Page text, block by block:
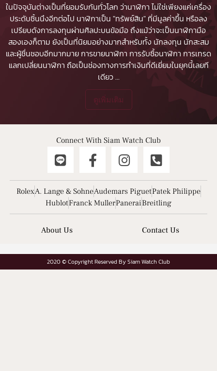
ในปัจจุบันต่างเป็นที่ยอมรับกันทั่วโลก ว่านาฬิกา ไม่ใช่เพียงแค่เครื่อง
ประดับชิ้นนึงอีกต่อไป นาฬิกาเป็น "ทรัพย์สิน" ที่มีมูลค่าขึ้น หรือลง
เปรียบดังการลงทุนผ่านศิลปะบนข้อมือ ถึงแม้ว่าจะเป็นนาฬิกามือ
สองเองก็ตาม ยังเป็นที่นิยมอย่างมากสำหรับทั้ง นักลงทุน นักสะสม
และผู้ชื่นชอบอีกมากมายการขายนาฬิกา การรับซื้อนาฬิกา การเทรด
แลกเปลี่ยนนาฬิกา ถือเป็นช่องทางการทำเงินที่ดีเยี่ยมในยุคนี้เลยที
เดียว...
ดูเพิ่มเติม
Connect With Siam Watch Club
RolexA. Lange & SohneAudemars PiguetPatek Philippe
HublotFranck MullerPaneraiBreitling
About Us Contact Us
2020 © Copyright Reserved By Siam Watch Club